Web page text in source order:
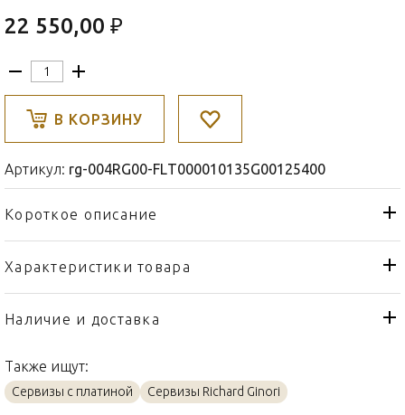
22 550,00 ₽
В КОРЗИНУ
Артикул: rg-004RG00-FLT000010135G00125400
Короткое описание
Характеристики товара
Тип товара
Молочник
Бренд
Страна производителя
Материал
Платин, Фарфор
Наличие и доставка
Также ищут:
Сервизы с платиной Сервизы Richard Ginori